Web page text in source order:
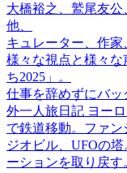
大橋裕之、鷲尾友公
他、
キュレーター、作
様々な視点と様々
ち2025」。
仕事を辞めずにバ
外一人旅日記 ヨー
で鉄道移動。ファ
ジオビル、UFOの
ーションを取り戻す